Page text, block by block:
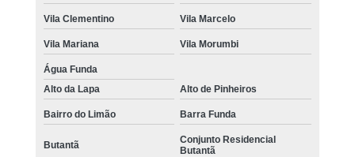
Vila Clementino Vila Marcelo
Vila Mariana Vila Morumbi
Água Funda
Alto da Lapa
Alto de Pinheiros
Bairro do Limão Barra Funda
Butantã
Conjunto Residencial
Butantã